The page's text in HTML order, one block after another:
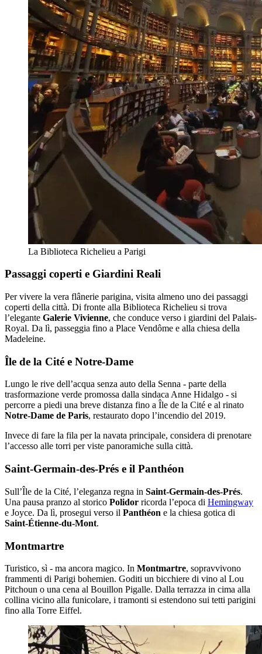
La Biblioteca Richelieu a Parigi
Passaggi coperti e Giardini Reali
Per vivere la vera flânerie parigina, visita almeno uno dei passaggi
coperti della città. Di fronte alla Biblioteca Richelieu si trova
l’elegante Galerie Vivienne, che conduce verso i giardini del Palais-
Royal. Da lì, passeggia fino a Place Vendôme e alla chiesa della
Madeleine.
Île de la Cité e Notre-Dame
Lungo le rive dell’acqua senza auto della Senna - parte della
trasformazione verde promossa dalla sindaca Anne Hidalgo - si
percorre a piedi una breve distanza fino a Île de la Cité e al rinato
Notre-Dame de Paris, restaurato dopo l’incendio del 2019.
Invece di fare la fila per la navata principale, considera di prenotare
l’accesso alle torri per viste panoramiche sulla città.
Saint-Germain-des-Prés e il Panthéon
Sull’Île de la Cité, l’eleganza regna in Saint-Germain-des-Prés.
Una pausa pranzo al storico Polidor ricorda l’epoca di Hemingway
e Joyce. Da lì, prosegui verso il Panthéon e la chiesa gotica di
Saint-Étienne-du-Mont.
Montmartre
Turistico, sì - ma ancora magico. In Montmartre, sopravvivono
frammenti di Parigi bohemien. Goditi un bicchiere di vino al Lou
Pitchoun o una cena al Bouillon Pigalle. Dalla terrazza in cima alla
collina vicino alla funicolare, i tramonti si estendono sui tetti parigini
fino alla Torre Eiffel.